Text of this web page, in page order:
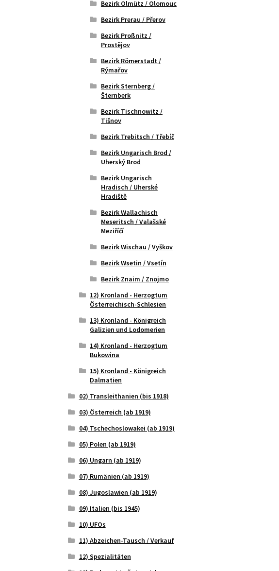
Bezirk Olmütz / Olomouc
Bezirk Prerau / Přerov
Bezirk Proßnitz /
Prostějov
Bezirk Römerstadt /
Rýmařov
Bezirk Sternberg /
Šternberk
Bezirk Tischnowitz /
Tišnov
Bezirk Trebitsch / Třebíč
Bezirk Ungarisch Brod /
Uherský Brod
Bezirk Ungarisch
Hradisch / Uherské
Hradiště
Bezirk Wallachisch
Meseritsch / Valašské
Meziříčí
Bezirk Wischau / Vyškov
Bezirk Wsetin / Vsetín
Bezirk Znaim / Znojmo
12) Kronland - Herzogtum
Österreichisch-Schlesien
13) Kronland - Königreich
Galizien und Lodomerien
14) Kronland - Herzogtum
Bukowina
15) Kronland - Königreich
Dalmatien
02) Transleithanien (bis 1918)
03) Österreich (ab 1919)
04) Tschechoslowakei (ab 1919)
05) Polen (ab 1919)
06) Ungarn (ab 1919)
07) Rumänien (ab 1919)
08) Jugoslawien (ab 1919)
09) Italien (bis 1945)
10) UFOs
11) Abzeichen-Tausch / Verkauf
12) Spezialitäten